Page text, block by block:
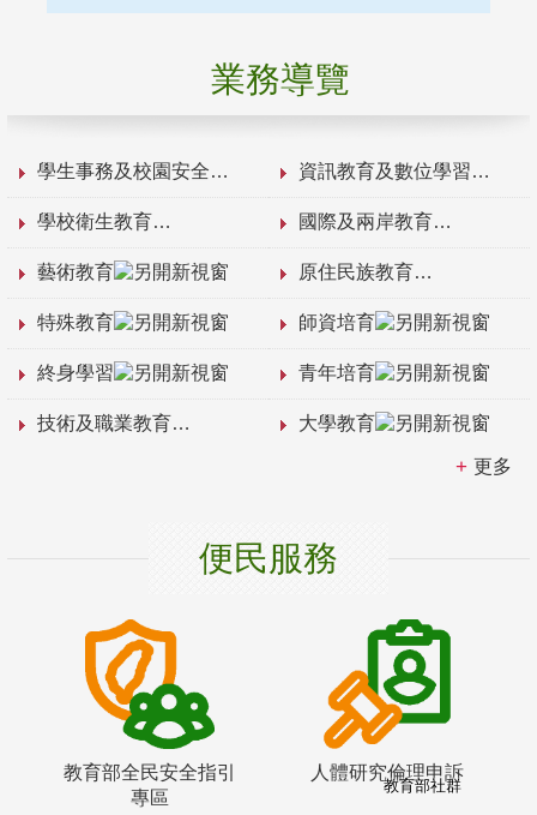
業務導覽
學生事務及校園安全 資訊教育及數位學習
學校衛生教育 國際及兩岸教育
藝術教育 原住民族教育
特殊教育 師資培育
終身學習 青年培育
技術及職業教育 大學教育
更多
便民服務
教育部全民安全指引
專區
人體研究倫理申訴
教育部社群